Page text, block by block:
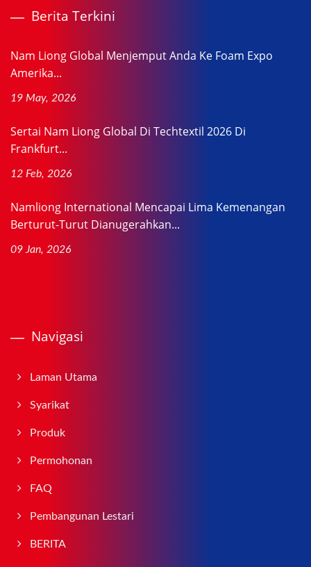
Berita Terkini
Nam Liong Global Menjemput Anda Ke Foam Expo
Amerika...
19 May, 2026
Sertai Nam Liong Global Di Techtextil 2026 Di
Frankfurt...
12 Feb, 2026
Namliong International Mencapai Lima Kemenangan
Berturut-Turut Dianugerahkan...
09 Jan, 2026
Navigasi
Laman Utama
Syarikat
Produk
Permohonan
FAQ
Pembangunan Lestari
BERITA